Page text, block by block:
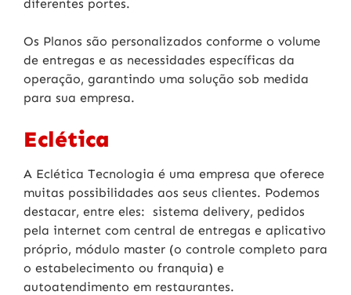
diferentes portes.
Os Planos são personalizados conforme o volume
de entregas e as necessidades específicas da
operação, garantindo uma solução sob medida
para sua empresa.
Eclética
A Eclética Tecnologia é uma empresa que oferece
muitas possibilidades aos seus clientes. Podemos
destacar, entre eles: sistema delivery, pedidos
pela internet com central de entregas e aplicativo
próprio, módulo master (o controle completo para
o estabelecimento ou franquia) e
autoatendimento em restaurantes.